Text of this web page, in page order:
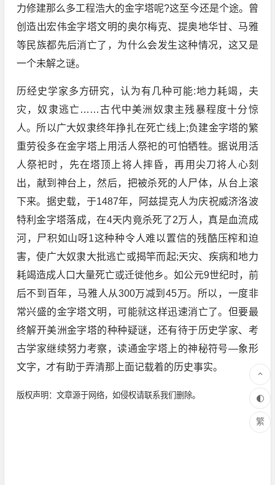
力修建那么多工程浩大的金字塔呢?这至今还是个途。曾
创造出宏伟金字塔文明的奥尔梅克、提奥地华甘、马雅
等民族都先后消亡了，为什么会发生这种情况，这又是
一个未解之谜。
历经史学家多方研究，认为有几种可能:地力耗竭，夫
灾，奴隶逃亡……古代中美洲奴隶主残暴程度十分惊
人。所以广大奴隶终年挣扎在死亡线上;负建金字塔的繁
重劳役多在金字塔上用活人祭祀的可怕牺牲。据说用活
人祭祀时，先在塔顶上将人摔昏，再用尖刀将人心刻
出，献到神台上，然后，把被杀死的人尸体，从台上滚
下来。据史载，于1487年，阿兹提克人为庆祝威济洛波
特利金字塔落成，在4天内竟杀死了2万人，真是血流成
河，尸积如山呀1这种种令人难以置信的残酷压榨和迫
害，使广大奴隶大批逃亡或揭竿而起;天灾、疾病和地力
耗竭造成人口大量死亡或迁徙他乡。如公元9世纪时，前
后不到百年，马雅人从300万减到45万。所以，一度非
常兴盛的金字塔文明，可能就这样迅速消亡了。但要最
终解开美洲金字塔的种种疑谜，还有待于历史学家、考
古学家继续努力考察，读通金字塔上的神秘符号—象形
文字，才有助于弄清那上面记载着的历史事实。
版权声明：文章源于网络，如侵权请联系我们删除。
繁